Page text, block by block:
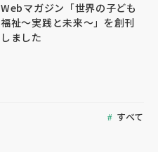
Webマガジン「世界の子ども
福祉～実践と未来～」を創刊
しました
すべて